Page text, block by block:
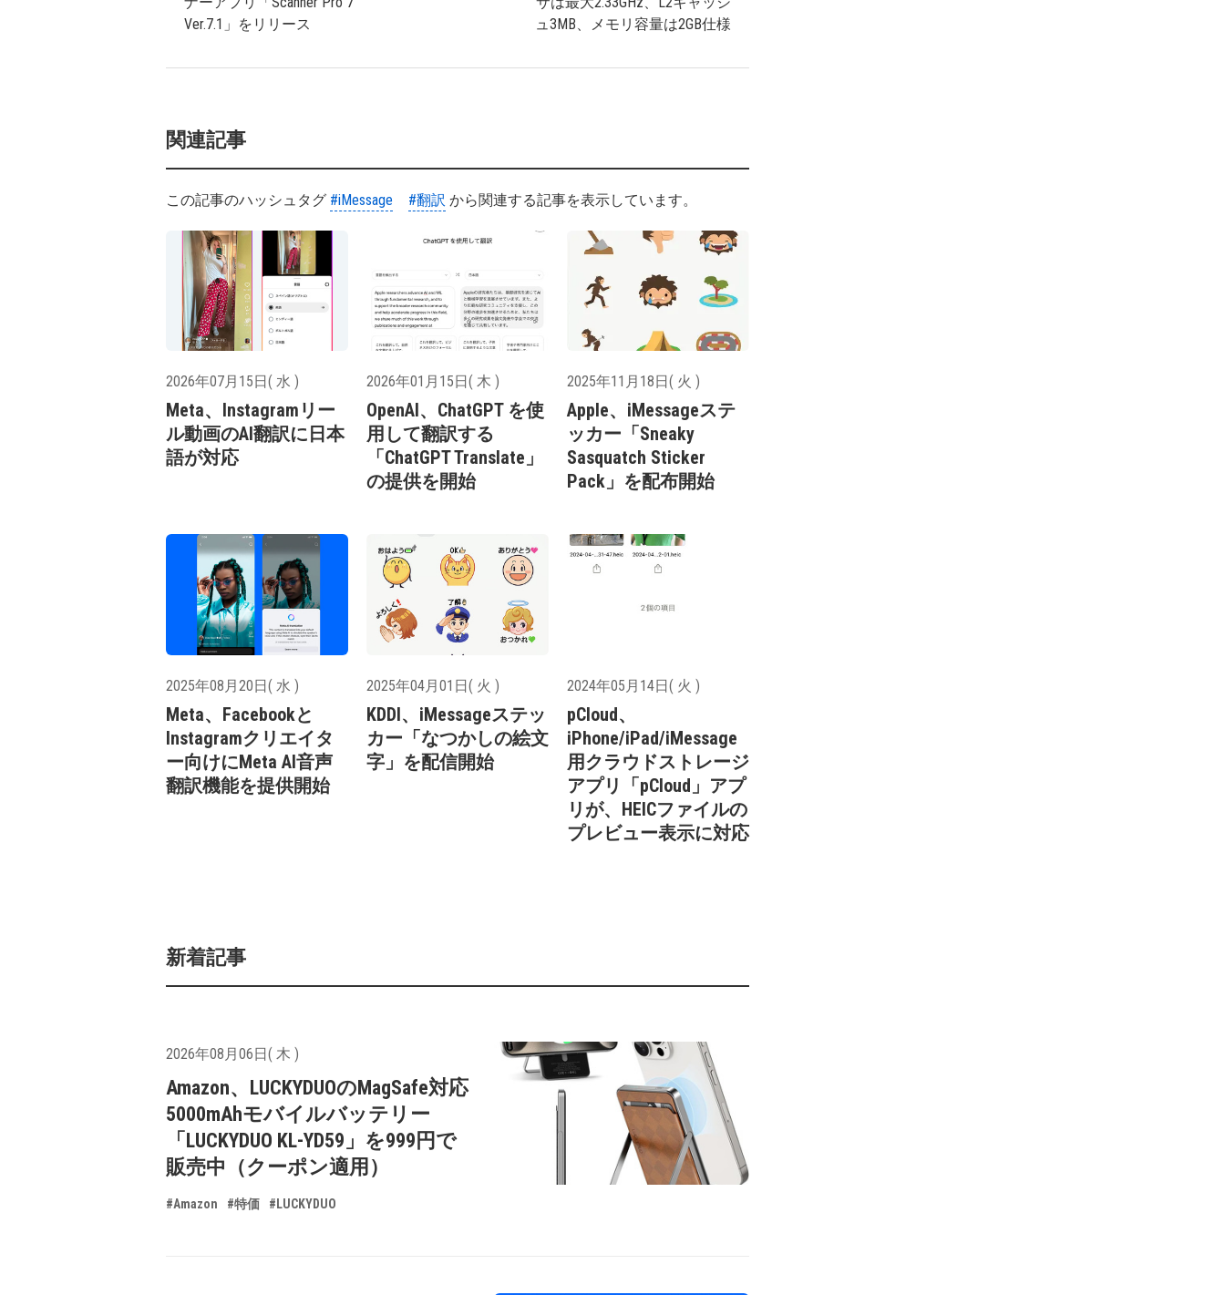
Ver.7.1」をリリース
ュ3MB、メモリ容量は2GB仕様
関連記事
この記事のハッシュタグ #iMessage #翻訳 から関連する記事を表示しています。
2026年07月15日( 水 )
Meta、Instagramリー
ル動画のAI翻訳に日本
語が対応
2026年01月15日( 木 )
OpenAI、ChatGPT を使
用して翻訳する
「ChatGPT Translate」
の提供を開始
2025年11月18日( 火 )
Apple、iMessageステ
ッカー「Sneaky
Sasquatch Sticker
Pack」を配布開始
2025年08月20日( 水 )
Meta、Facebookと
Instagramクリエイタ
ー向けにMeta AI音声
翻訳機能を提供開始
2025年04月01日( 火 )
KDDI、iMessageステッ
カー「なつかしの絵文
字」を配信開始
2024年05月14日( 火 )
pCloud、
iPhone/iPad/iMessage
用クラウドストレージ
アプリ「pCloud」アプ
リが、HEICファイルの
プレビュー表示に対応
新着記事
2026年08月06日( 木 )
Amazon、LUCKYDUOのMagSafe対応
5000mAhモバイルバッテリー
「LUCKYDUO KL-YD59」を999円で
販売中（クーポン適用）
#Amazon #特価 #LUCKYDUO